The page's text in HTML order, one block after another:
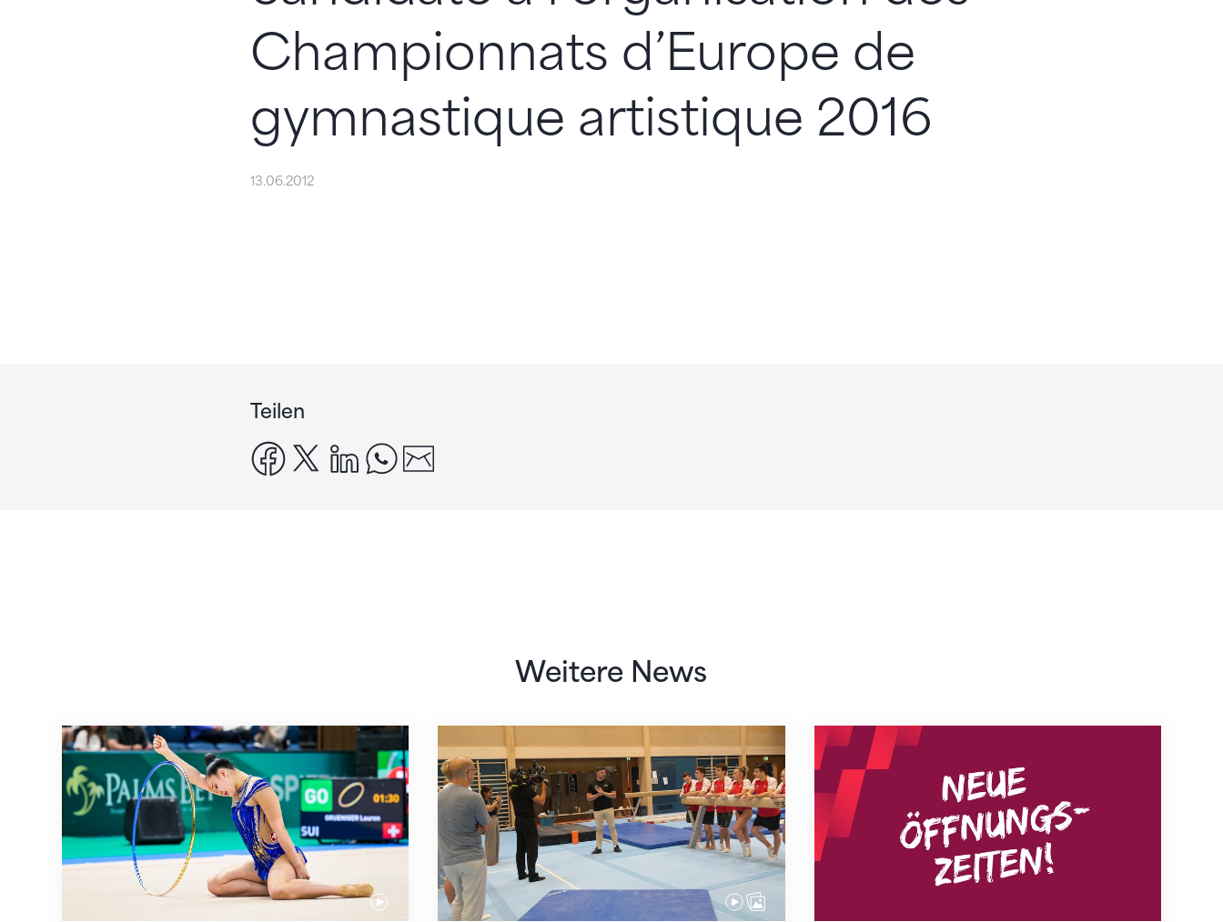
Championnats d’Europe de
gymnastique artistique 2016
13.06.2012
Teilen
facebook
x linkedinwhatsapp
Weitere News
Nächster Halt: Weltmeisterschaft Mit klaren Zielen nach Zagreb Neue Empfangszeiten ab 1. August 2026